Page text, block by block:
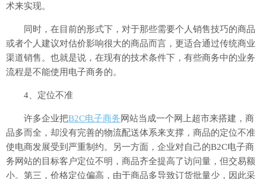
术来实现。
同时，在目前的形式下，对于那些需要个人销售技巧的商品
或者个人建议对估价影响很大的商品而言，更适合通过传统商业
渠道销售。也就是说，在现有的技术条件下，有些商务中的业务
流程是不能使用电子商务的。
4、定位不准
许多企业把B2C电子商务网站当成一个网上超市来搭建，商
品多而全，却没有完善的物流配送体系来支撑，商品的定位不准
使电商发展受到严重制约。另一方面，企业对自己的B2C电子商
务网站的目标客户定位不明，商品齐全提高了访问量，但交易额
小。第三，价格定位偏高，由于商品多导致订货批量少，因此采